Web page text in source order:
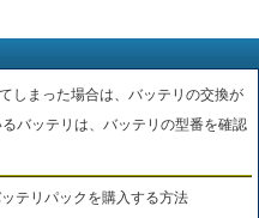
しまった場合は、バッテリの交換が
バッテリは、バッテリの型番を確認
テリパックを購入する方法